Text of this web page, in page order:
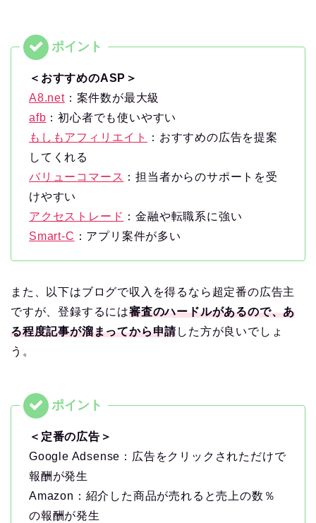
＜おすすめのASP＞
A8.net：案件数が最大級
afb ：初心者でも使いやすい
もしもアフィリエイト
：おすすめの広告を提案
してくれる
バリューコマース ：担当者からのサポートを受
けやすい
アクセストレード ：金融や転職系に強い
Smart-C ：アプリ案件が多い
また、以下はブログで収入を得るなら超定番の広告主
ですが、登録するには審査のハードルがあるので、あ
る程度記事が溜まってから申請した方が良いでしょ
う。
＜定番の広告＞
Google Adsense：広告をクリックされただけで
報酬が発生
Amazon：紹介した商品が売れると売上の数％
の報酬が発生